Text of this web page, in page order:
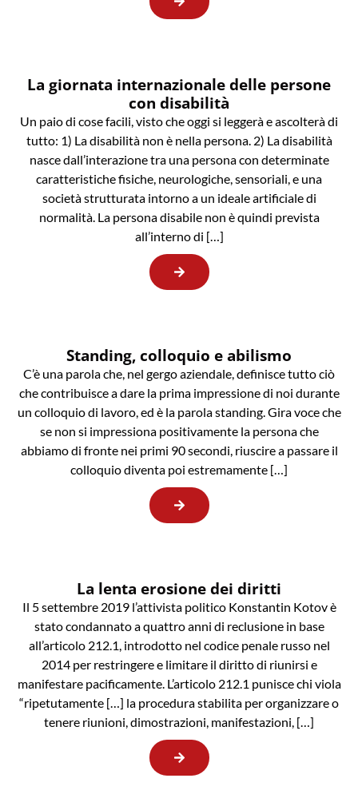
La giornata internazionale delle persone
con disabilità
Un paio di cose facili, visto che oggi si leggerà e ascolterà di
tutto: 1) La disabilità non è nella persona. 2) La disabilità
nasce dall’interazione tra una persona con determinate
caratteristiche fisiche, neurologiche, sensoriali, e una
società strutturata intorno a un ideale artificiale di
normalità. La persona disabile non è quindi prevista
all’interno di […]
Standing, colloquio e abilismo
C’è una parola che, nel gergo aziendale, definisce tutto ciò
che contribuisce a dare la prima impressione di noi durante
un colloquio di lavoro, ed è la parola standing. Gira voce che
se non si impressiona positivamente la persona che
abbiamo di fronte nei primi 90 secondi, riuscire a passare il
colloquio diventa poi estremamente […]
La lenta erosione dei diritti
Il 5 settembre 2019 l’attivista politico Konstantin Kotov è
stato condannato a quattro anni di reclusione in base
all’articolo 212.1, introdotto nel codice penale russo nel
2014 per restringere e limitare il diritto di riunirsi e
manifestare pacificamente. L’articolo 212.1 punisce chi viola
“ripetutamente […] la procedura stabilita per organizzare o
tenere riunioni, dimostrazioni, manifestazioni, […]